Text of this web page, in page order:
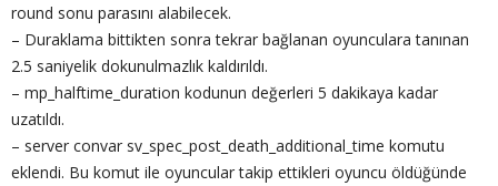
round sonu parasını alabilecek.
– Duraklama bittikten sonra tekrar bağlanan oyunculara tanınan
2.5 saniyelik dokunulmazlık kaldırıldı.
– mp_halftime_duration kodunun değerleri 5 dakikaya kadar
uzatıldı.
– server convar sv_spec_post_death_additional_time komutu
eklendi. Bu komut ile oyuncular takip ettikleri oyuncu öldüğünde